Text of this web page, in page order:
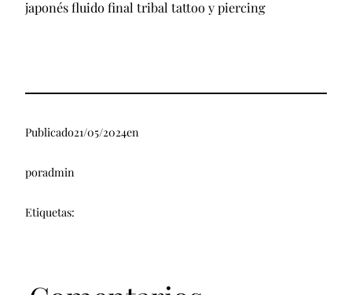
japonés fluido final tribal tattoo y piercing
Publicado21/05/2024en
poradmin
Etiquetas: